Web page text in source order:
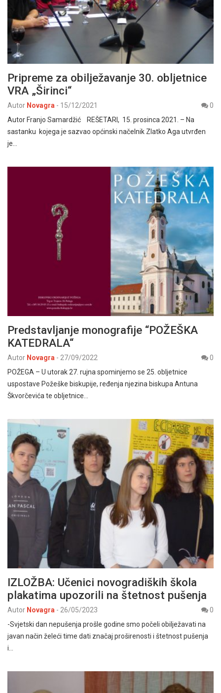
Pripreme za obilježavanje 30. obljetnice
VRA „Širinci“
Autor Novagra - 15/12/2021
0
Autor Franjo Samardžić REŠETARI, 15. prosinca 2021. – Na
sastanku kojega je sazvao općinski načelnik Zlatko Aga utvrđen
je…
Predstavljanje monografije “POŽEŠKA
KATEDRALA“
Autor Novagra - 27/09/2022
0
POŽEGA – U utorak 27. rujna spominjemo se 25. obljetnice
uspostave Požeške biskupije, ređenja njezina biskupa Antuna
Škvorčevića te obljetnice…
IZLOŽBA: Učenici novogradiških škola
plakatima upozorili na štetnost pušenja
Autor Novagra - 26/05/2023
0
-Svjetski dan nepušenja prošle godine smo počeli obilježavati na
javan način želeći time dati značaj proširenosti i štetnost pušenja
i…